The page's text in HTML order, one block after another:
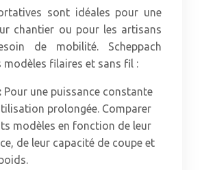
sont idéales pour une
chantier ou pour les artisans
de mobilité. Scheppach
modèles filaires et sans fil :
Pour une puissance constante
prolongée. Comparer
modèles en fonction de leur
de leur capacité de coupe et